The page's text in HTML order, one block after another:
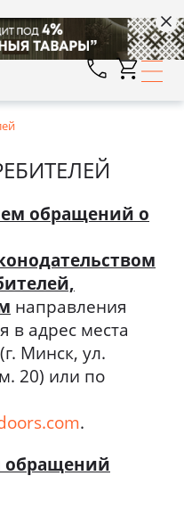
обращений о
направления
в адрес места
Минск, ул.
20) или по
.
обращений